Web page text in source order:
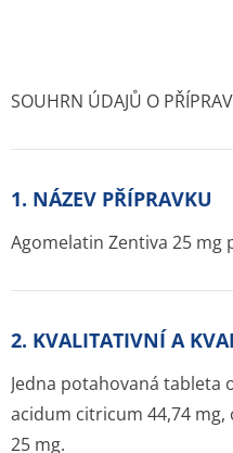
SOUHRN ÚDAJŮ O
1. NÁZEV PŘÍPRAVKU
Agomelatin Zentiva 25 mg
2. KVALITATIVNÍ A
Jedna potahovaná
acidum citricum 44,74
25 mg.